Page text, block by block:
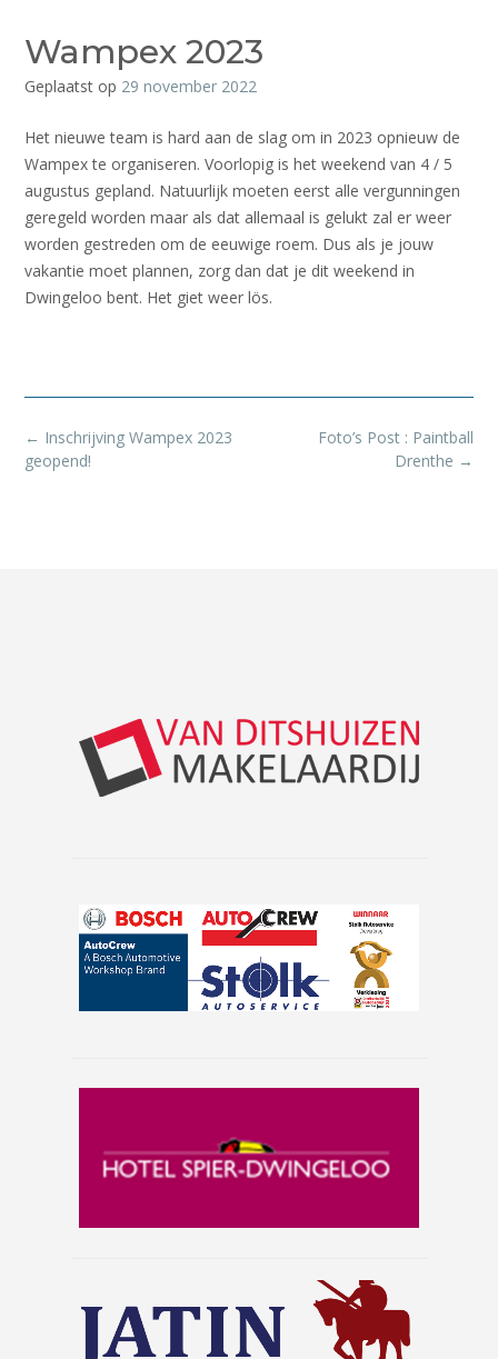
Wampex 2023
Geplaatst op 29 november 2022
Het nieuwe team is hard aan de slag om in 2023 opnieuw de
Wampex te organiseren. Voorlopig is het weekend van 4 / 5
augustus gepland. Natuurlijk moeten eerst alle vergunningen
geregeld worden maar als dat allemaal is gelukt zal er weer
worden gestreden om de eeuwige roem. Dus als je jouw
vakantie moet plannen, zorg dan dat je dit weekend in
Dwingeloo bent. Het giet weer lös.
Bericht
navigatie
Foto’s Post : Paintball
Drenthe →
← Inschrijving Wampex 2023
geopend!